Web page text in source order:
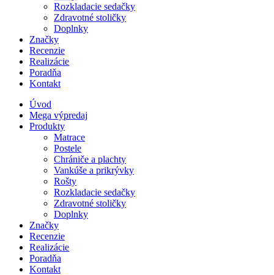
Rozkladacie sedačky
Zdravotné stoličky
Doplnky
Značky
Recenzie
Realizácie
Poradňa
Kontakt
Úvod
Mega výpredaj
Produkty
Matrace
Postele
Chrániče a plachty
Vankúše a prikrývky
Rošty
Rozkladacie sedačky
Zdravotné stoličky
Doplnky
Značky
Recenzie
Realizácie
Poradňa
Kontakt